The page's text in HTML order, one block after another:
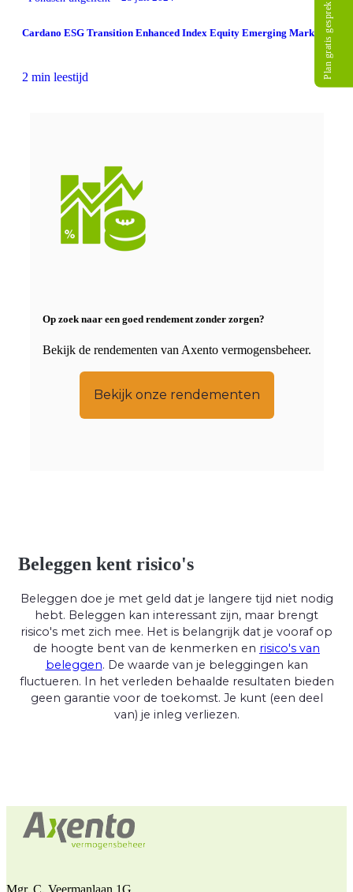
Cardano ESG Transition Enhanced Index Equity Emerging Markets
2 min leestijd
Op zoek naar een goed rendement zonder zorgen?
Bekijk de rendementen van Axento vermogensbeheer.
Bekijk onze rendementen
Beleggen kent risico's
Beleggen doe je met geld dat je langere tijd niet nodig
hebt. Beleggen kan interessant zijn, maar brengt
risico's met zich mee. Het is belangrijk dat je vooraf op
de hoogte bent van de kenmerken en risico's van
beleggen. De waarde van je beleggingen kan
fluctueren. In het verleden behaalde resultaten bieden
geen garantie voor de toekomst. Je kunt (een deel
van) je inleg verliezen.
Mgr. C. Veermanlaan 1G
Plan gratis gesprek